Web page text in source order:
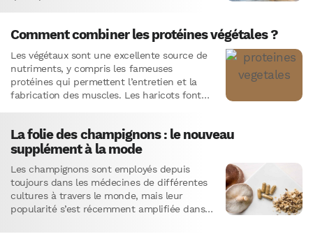
Comment combiner les protéines végétales ?
Les végétaux sont une excellente source de
nutriments, y compris les fameuses
protéines qui permettent l’entretien et la
fabrication des muscles. Les haricots font
La folie des champignons : le nouveau
supplément à la mode
Les champignons sont employés depuis
toujours dans les médecines de différentes
cultures à travers le monde, mais leur
popularité s’est récemment amplifiée dans